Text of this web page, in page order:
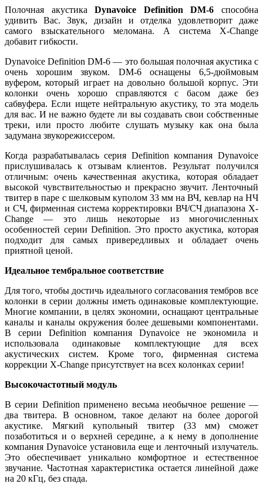
Полочная акустикаDynavoice Definition DM-6 способна
удивить Вас. Звук, дизайн и отделка удовлетворит даже
самого взыскательного меломана. А система X-Change
добавит гибкости.
Dynavoice Definition DM-6 — это большая полочная акустика с
очень хорошим звуком. DM-6 оснащены 6,5-дюймовым
вуфером, который играет на довольно большой корпус. Эти
колонки очень хорошо справляются с басом даже без
сабвуфера. Если ищете нейтральную акустику, то эта модель
для вас. И не важно будете ли вы создавать свои собственные
треки, или просто любите слушать музыку как она была
задумана звукорежиссером.
Когда разрабатывалась серия Definition компания Dynavoice
прислушивалась к отзывам клиентов. Результат получился
отличным: очень качественная акустика, которая обладает
высокой чувствительностью и прекрасно звучит. Ленточный
твитер в паре с шелковым куполом 33 мм на ВЧ, кевлар на НЧ
и СЧ, фирменная система корректировки ВЧ/СЧ диапазона X-
Change — это лишь некоторые из многочисленных
особенностей серии Definition. Это просто акустика, которая
подходит для самых привередливых и обладает очень
приятной ценой.
Идеальное тембральное соответствие
Для того, чтобы достичь идеального согласования тембров все
колонки в серии должны иметь одинаковые комплектующие.
Многие компании, в целях экономии, оснащают центральные
каналы и каналы окружения более дешевыми компонентами.
В серии Definition компания Dynavoice не экономила и
использовала одинаковые комплектующие для всех
акустических систем. Кроме того, фирменная система
коррекции Х-Change присутствует на всех колонках серии!
Высокочастотный модуль
В серии Definition применено весьма необычное решение —
два твитера. В основном, такое делают на более дорогой
акустике. Мягкий купольный твитер (33 мм) сможет
позаботиться и о верхней середине, а к нему в дополнение
компания Dynavoice установила еще и ленточный излучатель.
Это обеспечивает уникально комфортное и естественное
звучание. Частотная характеристика остается линейной даже
на 20 кГц, без спада.